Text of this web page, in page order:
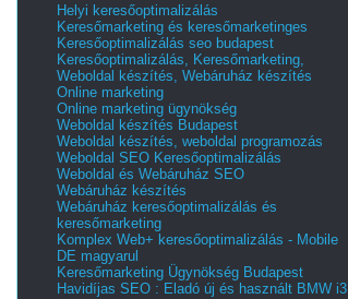
Helyi keresőoptimalizálás
Keresőmarketing és keresőmarketinges
Keresőoptimalizálás seo budapest
Keresőoptimalizálás, Keresőmarketing,
Weboldal készítés, Webáruház készítés
Online marketing
Online marketing ügynökség
Weboldal készítés Budapest
Weboldal készítés, weboldal programozás
Weboldal SEO Keresőoptimalizálás
Weboldal és Webáruház SEO
Webáruház készítés
Webáruház keresőoptimalizálás és
keresőmarketing
Komplex Web+ keresőoptimalizálás - Mobile
DE magyarul
Keresőmarketing Ügynökség Budapest
Havidíjas SEO : Eladó új és használt BMW i3